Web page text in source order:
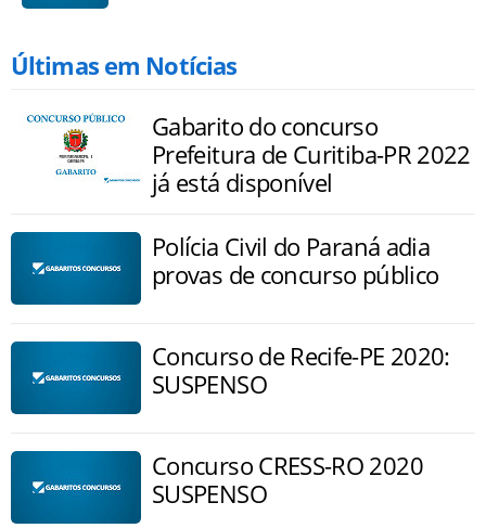
Últimas em Notícias
Gabarito do concurso
Prefeitura de Curitiba-PR 2022
já está disponível
Polícia Civil do Paraná adia
provas de concurso público
Concurso de Recife-PE 2020:
SUSPENSO
Concurso CRESS-RO 2020
SUSPENSO